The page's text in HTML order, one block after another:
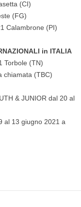
(CI)
(FG)
Calambrone (PI)
in ITALIA
Torbole (TN)
chiamata (TBC)
& JUNIOR dal 20 al
al 13 giugno 2021 a